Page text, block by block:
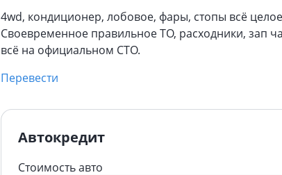
4wd, кондиционер, лобовое, фары, стопы всё
Своевременное правильное ТО, расходники, зап
всё на официальном СТО.
Перевести
Автокредит
Стоимость авто